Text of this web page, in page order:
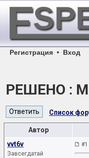
Регистрация • Вход
РЕШЕНО :
Список
Автор
vvt6v
Завсегдатай